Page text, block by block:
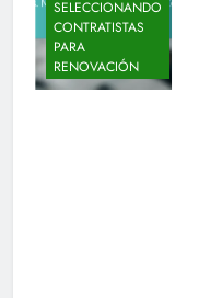
SELECCIONANDO
CONTRATISTAS
PARA
RENOVACIÓN